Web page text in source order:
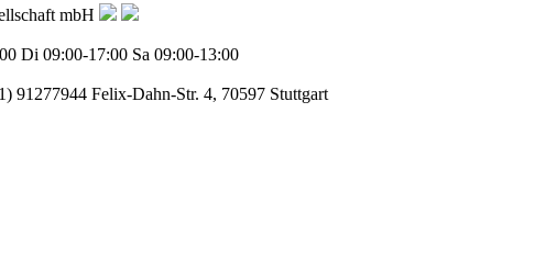
mbH
Di 09:00-17:00 Sa 09:00-13:00
91277944 Felix-Dahn-Str. 4, 70597 Stuttgart